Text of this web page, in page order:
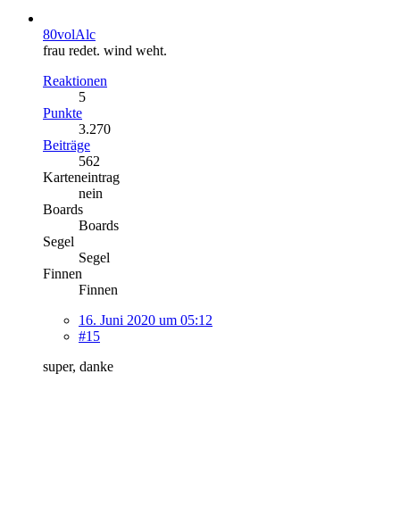
80volAlc
frau redet. wind weht.
Reaktionen
5
Punkte
3.270
Beiträge
562
Karteneintrag
nein
Boards
Boards
Segel
Segel
Finnen
Finnen
16. Juni 2020 um 05:12
#15
super, danke